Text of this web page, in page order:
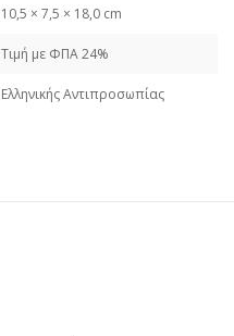
10,5 × 7,5 × 18,0 cm
Τιμή με ΦΠΑ 24%
Ελληνικής Αντιπροσωπίας